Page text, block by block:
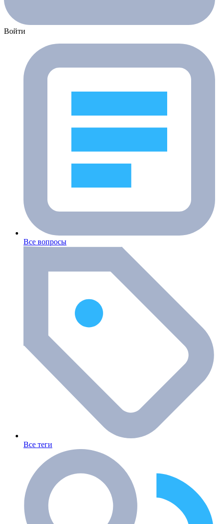
Войти
Все вопросы
Все теги